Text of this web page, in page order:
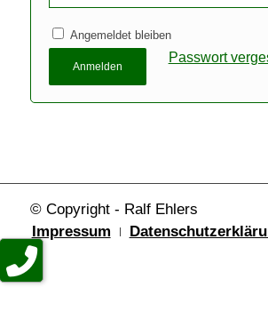
Angemeldet bleiben
Anmelden
Passwort
© Copyright - Ralf Ehlers
Impressum